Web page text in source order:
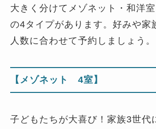
大きく分けてメゾネット・和洋
の4タイプがあります。好みや家
人数に合わせて予約しましょう。
【メゾネット 4室】
子どもたちが大喜び！家族3世代